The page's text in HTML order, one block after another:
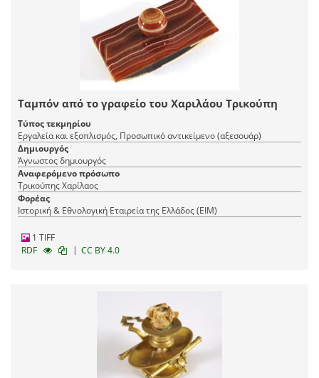
Ταμπόν από το γραφείο του Χαριλάου Τρικούπη
Τύπος τεκμηρίου
Εργαλεία και εξοπλισμός, Προσωπικό αντικείμενο (αξεσουάρ)
Δημιουργός
Άγνωστος δημιουργός
Αναφερόμενο πρόσωπο
Τρικούπης Χαρίλαος
Φορέας
Ιστορική & Εθνολογική Εταιρεία της Ελλάδος (EIM)
1 TIFF
RDF
| CC BY 4.0